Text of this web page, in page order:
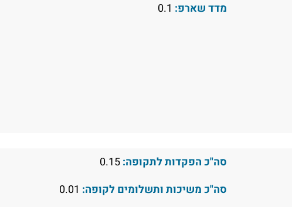
מדד שארפ:
סה"כ הפקדות לתקופה:0.15
סה"כ משיכות ותשלומים לקופה: